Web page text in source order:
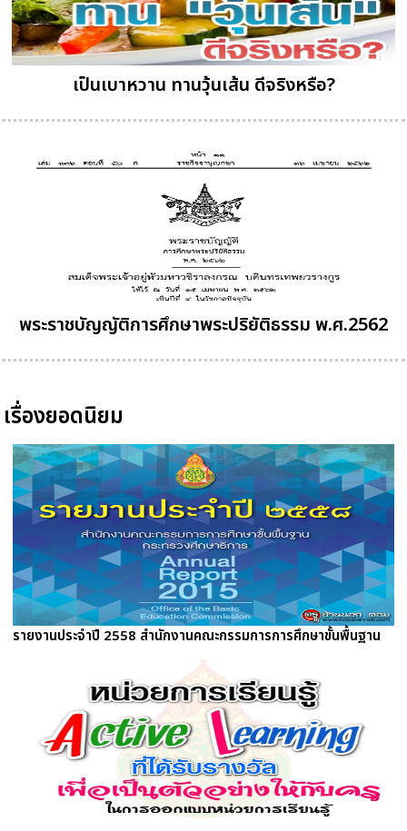
เป็นเบาหวาน ทานวุ้นเส้น ดีจริงหรือ?
พระราชบัญญัติการศึกษาพระปริยัติธรรม พ.ศ.2562
เรื่องยอดนิยม
รายงานประจำปี 2558 สำนักงานคณะกรรมการการศึกษาขั้นพื้นฐาน